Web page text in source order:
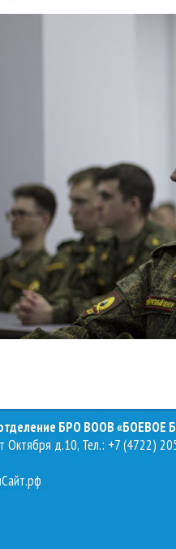
БРО ВООВ «БОЕВОЕ
Октября д.10, Тел.: +7 (4722)